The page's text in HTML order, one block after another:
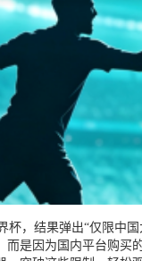
，结果弹出“仅限中
而是因为国内平台购